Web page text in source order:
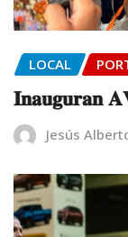
LOCAL
𝐈𝐧𝐚𝐮𝐠𝐮𝐫𝐚𝐧
Jesús